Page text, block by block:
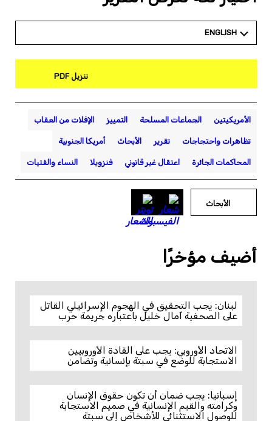
ENGLISH
تنزيل PDF
الأمريكيتين الجماعات المسلحة التمييز الإفلات من العقاب
تظاهرات واحتجاجات تقرير الأبحاث أمريكا الجنوبية
المحاكمات الجائرة اعتقال غير قانوني فنزويلا النساء والفتيات
الأبحاث
أضيف مؤخرًا
لبنان: يجب التحقيق في الهجوم الإسرائيلي القاتل
على الصحفية آمال خليل باعتباره جريمة حرب
الاتحاد الأوروبي: يجب على القادة الأوروبيين
الاستجابة للوضع في سبتة بإنسانية وتضامن
إسبانيا: يجب ضمان أن تكون حقوق الإنسان
وكرامته والقيم الإنسانية في صميم الاستجابة
للوصول الاستثنائي للأشخاص إلى سبتة